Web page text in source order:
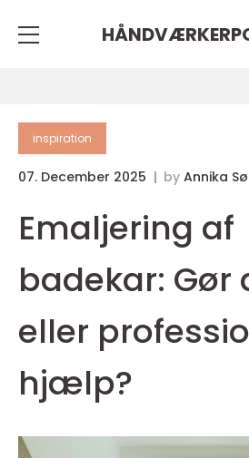
inspiration
07. December 2025 by Annika
Emaljering af
badekar: Gør
eller
hjælp?